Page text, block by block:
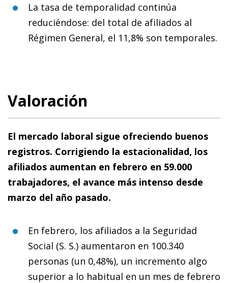
La tasa de temporalidad continúa
reduciéndose: del total de afiliados al
Régimen General, el 11,8% son temporales.
Valoración
El mercado laboral sigue ofreciendo buenos
registros. Corrigiendo la estacionalidad, los
afiliados aumentan en febrero en 59.000
trabajadores, el avance más intenso desde
marzo del año pasado.
En febrero, los afiliados a la Seguridad
Social (S. S.) aumentaron en 100.340
personas (un 0,48%), un incremento algo
superior a lo habitual en un mes de febrero